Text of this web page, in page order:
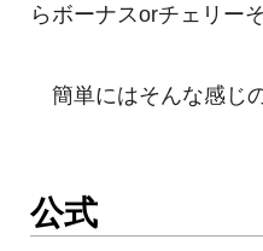
らボーナスorチェリー
簡単にはそんな感じ
公式